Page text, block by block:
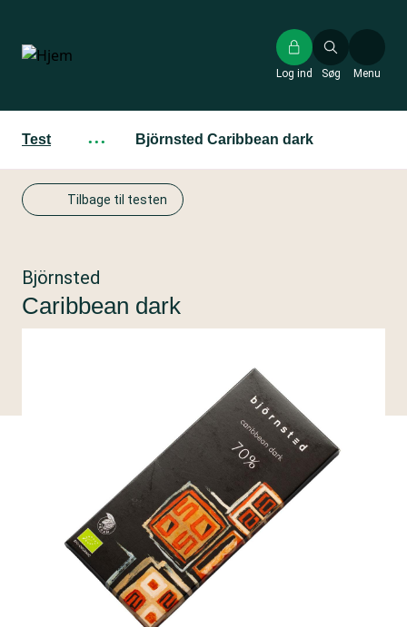
hovedindhold
Søg
Log ind Menu
Test ··· Björnsted Caribbean dark
Tilbage til testen
Björnsted
Caribbean dark